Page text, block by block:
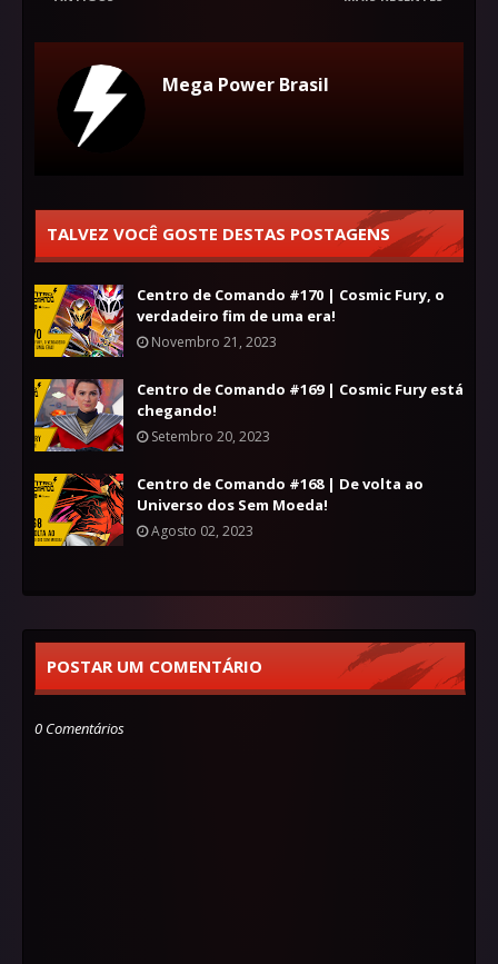
Mega Power Brasil
TALVEZ VOCÊ GOSTE DESTAS POSTAGENS
Centro de Comando #170 | Cosmic Fury, o
verdadeiro fim de uma era!
Novembro 21, 2023
Centro de Comando #169 | Cosmic Fury está
chegando!
Setembro 20, 2023
Centro de Comando #168 | De volta ao
Universo dos Sem Moeda!
Agosto 02, 2023
POSTAR UM COMENTÁRIO
0 Comentários